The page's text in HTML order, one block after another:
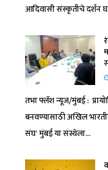
आदिवासी संस्कृतीचे दर्शन
तभा फ्लॅश न्यूज/मुंबई :
बनवण्यासाठी अखिल
संघ' मुंबई या संस्थेला...